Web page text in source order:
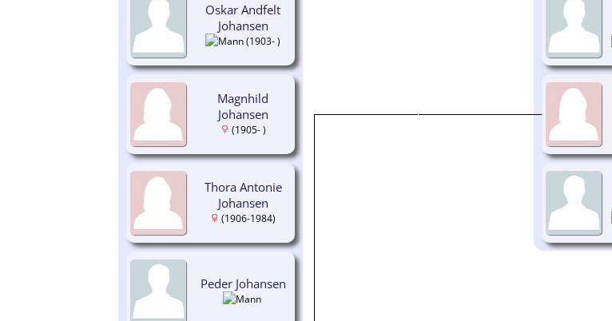
Oskar Andfelt
Johansen
(1903- )
Magnhild
Johansen
(1905- )
Thora Antonie
Johansen
(1906-1984)
Peder Johansen